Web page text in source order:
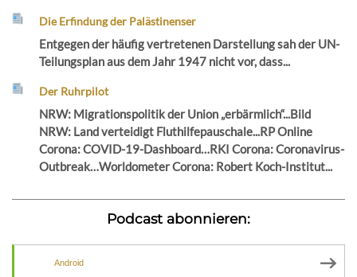
Die Erfindung der Palästinenser
Entgegen der häufig vertretenen Darstellung sah der UN-
Teilungsplan aus dem Jahr 1947 nicht vor, dass...
Der Ruhrpilot
NRW: Migrationspolitik der Union „erbärmlich“...Bild
NRW: Land verteidigt Fluthilfepauschale...RP Online
Corona: COVID-19-Dashboard…RKI Corona: Coronavirus-
Outbreak…Worldometer Corona: Robert Koch-Institut...
Podcast abonnieren:
Android